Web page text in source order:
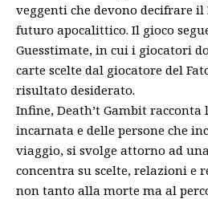
veggenti che devono decifrare
futuro apocalittico. Il gioco
Guesstimate, in cui i giocatori
carte scelte dal giocatore del
risultato desiderato.
Infine, Death’t Gambit
incarnata e delle persone che
viaggio, si svolge attorno ad
concentra su scelte, relazioni e
non tanto alla morte ma al